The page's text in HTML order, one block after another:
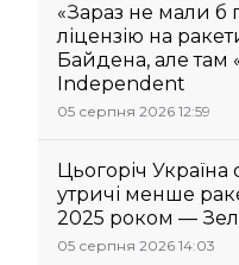
«Зараз не мали б
ліцензію на
Байдена, але там
Independent
05 серпня 2026 12:59
Цьогоріч Україна
утричі менше
2025 роком —
05 серпня 2026 14:03